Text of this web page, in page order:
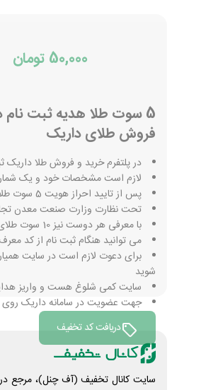
50,000 تومان
5 سوت طلا هدیه ثبت نام
فروش طلای داریک
در پلتفرم خرید و فروش طلا داریک
لازم است مشخصات خود و یک شماره
پس از تایید احراز هویت 5 سوت طلای رایگان دریافت میکنید
تحت نظارت وزارت صنعت معدن
با معرفی هر دوست نیز 10 سوت طلای دیگر پاداش میگیرید
می توانید هنگام ثبت نام از کد
برای دعوت لازم است در سایت
شوید
سایت کمی شلوغ هست و واریز
جهت عضویت در سامانه داریک
دریافت کد تخفیف
سایت کانال تخفیف (آف چنل)، مرجع